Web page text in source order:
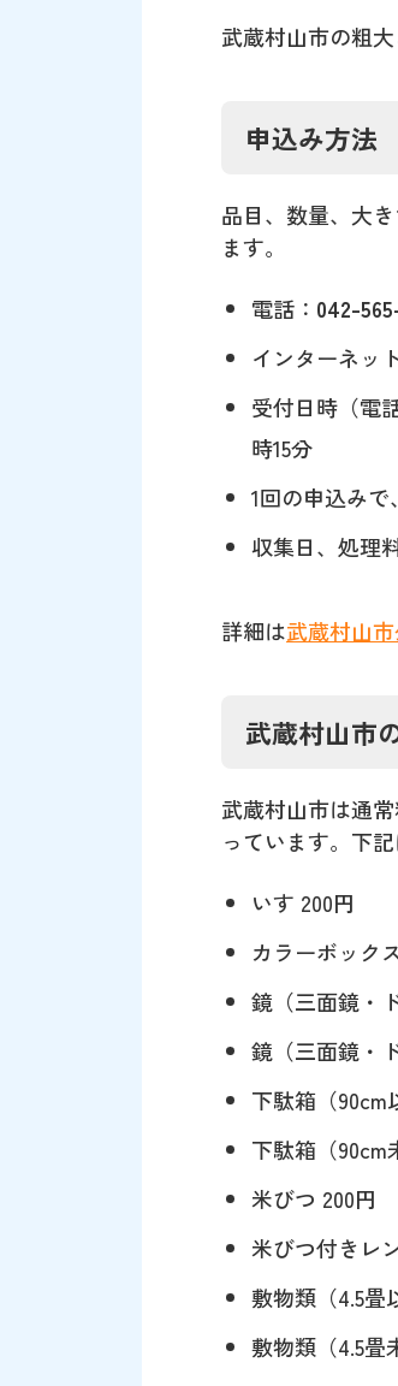
武蔵村山市の粗
申込み方法
品目、数量、大
ます。
電話： 042-
インターネッ
受付日時（電
時15分
1回の申込み
収集日、処理
詳細は武蔵村山
武蔵村山市
武蔵村山市は通
っています。下
いす 200円
カラーボック
鏡（三面鏡・
鏡（三面鏡・
下駄箱（90cm
下駄箱（90cm
米びつ 200円
米びつ付きレ
敷物類（4.5畳
敷物類（4.5畳